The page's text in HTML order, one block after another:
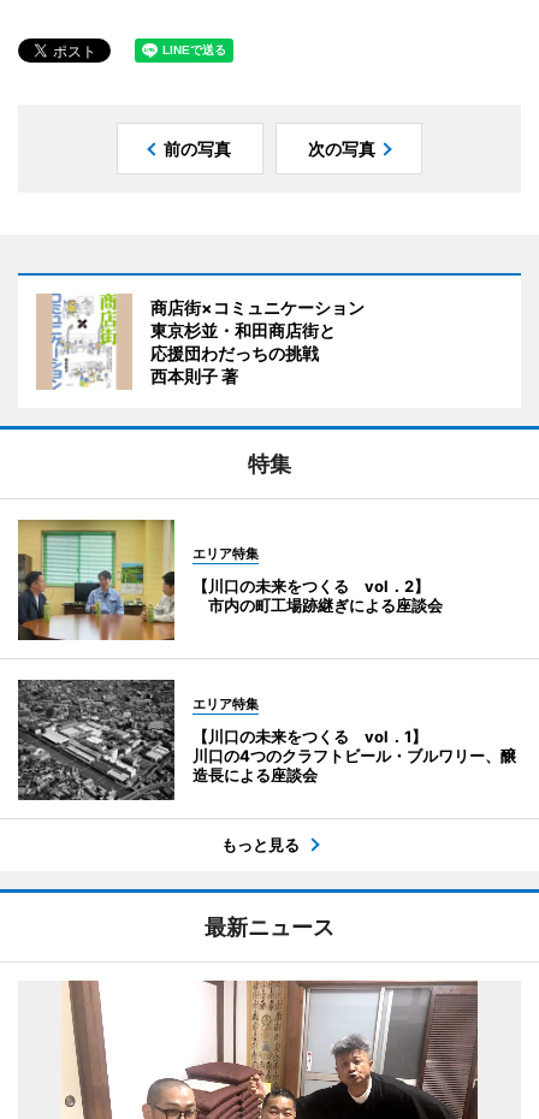
前の写真 次の写真
商店街×コミュニケーション
東京杉並・和田商店街と
応援団わだっちの挑戦
西本則子 著
特集
エリア特集
【川口の未来をつくる vol．2】
市内の町工場跡継ぎによる座談会
エリア特集
【川口の未来をつくる vol．1】
川口の4つのクラフトビール・ブルワリー、醸
造長による座談会
もっと見る
最新ニュース